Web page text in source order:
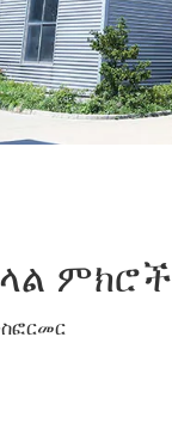
ምክሮች